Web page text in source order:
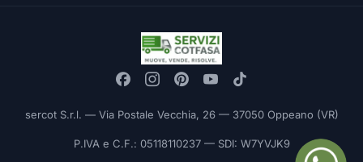
sercot S.r.l. — Via Postale Vecchia, 26 — 37050 Oppeano (VR)
P.IVA e C.F.: 05118110237 — SDI: W7YVJK9